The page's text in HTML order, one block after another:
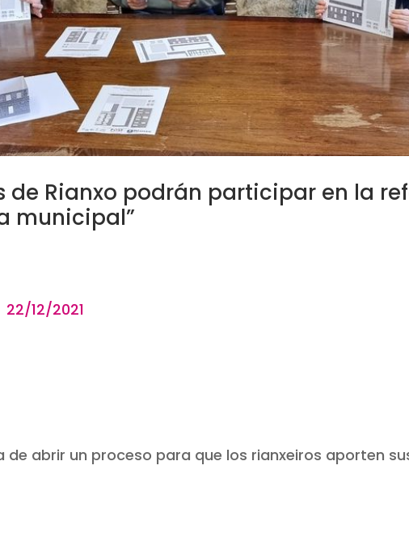
de Rianxo podrán participar en la
municipal”
22/12/
de abrir un proceso para que los rianxeiros aporten